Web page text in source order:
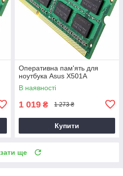
Оперативна пам'ять для
ноутбука Asus X501A
В наявності
1 019 ₴ 1 273 ₴
Купити
ще